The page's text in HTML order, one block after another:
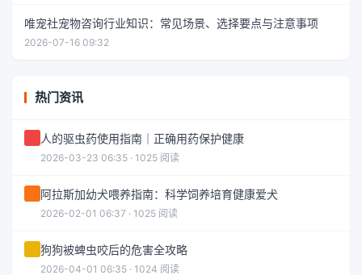
唯宠社宠物咨询行业知识：常见场景、选择要点与注意事项
2026-07-16 09:32
热门资讯
人的驱虫药使用指南｜正确用药保护健康
2026-03-23 06:35 · 1025 阅读
阿拉斯加幼犬喂养指南：科学饲养培育健康爱犬
2026-02-01 06:37 · 1025 阅读
狗狗被蜱虫咬后的危害全攻略
2026-04-01 06:35 · 1024 阅读